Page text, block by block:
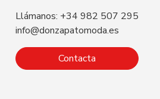
Llámanos: +34 982 507 295
info@donzapatomoda.es
Contacta